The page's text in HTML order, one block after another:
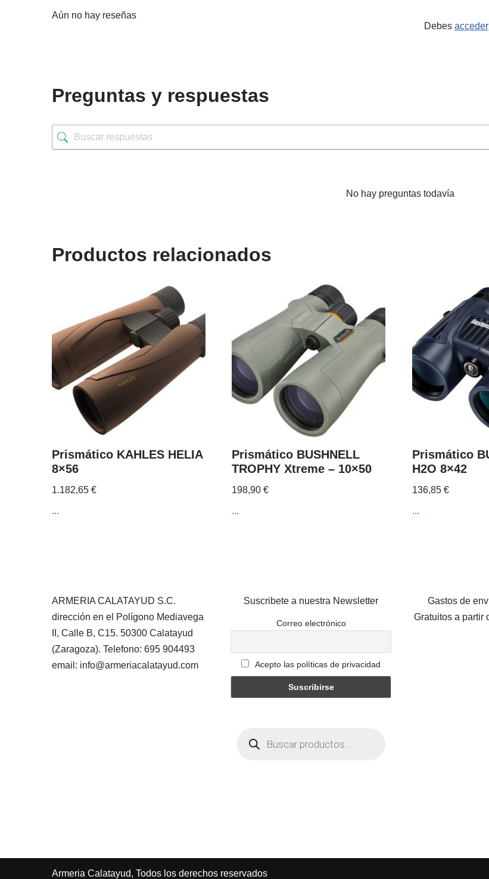
Aún no hay reseñas
Debes acceder
Preguntas y respuestas
No hay preguntas todavía
Productos relacionados
Prismático KAHLES HELIA
8×56
1.182,65 €
...
Prismático BUSHNELL
TROPHY Xtreme – 10×50
198,90€
...
Prismático
H2O 8×42
136,85 €
...
ARMERIA CALATAYUD S.C.
dirección en el Polígono Mediavega
II, Calle B, C15. 50300 Calatayud
(Zaragoza). Telefono: 695 904493
email: info@armeriacalatayud.com
Suscribete a nuestra Newsletter
Correo electrónico
Acepto las políticas de privacidad
Gastos de
Gratuitos a partir
Armeria Calatayud, Todos los derechos reservados